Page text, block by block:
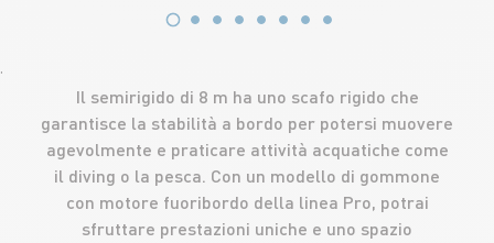
'
Il semirigido di 8 m ha uno scafo rigido che
garantisce la stabilità a bordo per potersi muovere
agevolmente e praticare attività acquatiche come
il diving o la pesca. Con un modello di gommone
con motore fuoribordo della linea Pro, potrai
sfruttare prestazioni uniche e uno spazio